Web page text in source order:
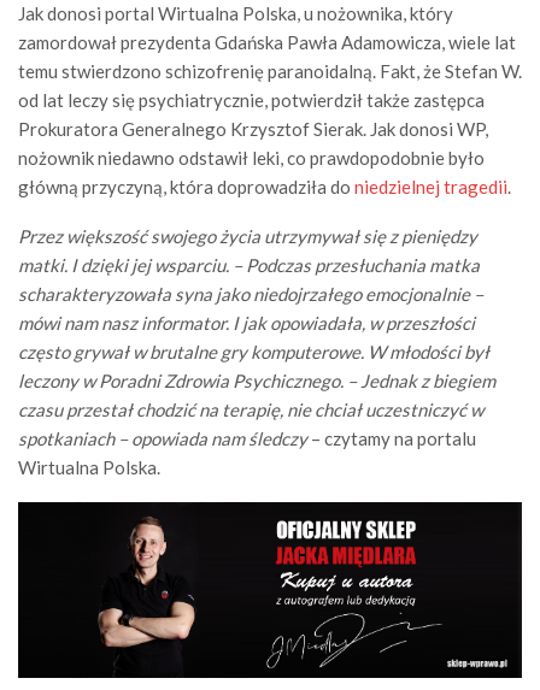
Jak donosi portal Wirtualna Polska, u nożownika, który
zamordował prezydenta Gdańska Pawła Adamowicza, wiele lat
temu stwierdzono schizofrenię paranoidalną. Fakt, że Stefan W.
od lat leczy się psychiatrycznie, potwierdził także zastępca
Prokuratora Generalnego Krzysztof Sierak. Jak donosi WP,
nożownik niedawno odstawił leki, co prawdopodobnie było
główną przyczyną, która doprowadziła do niedzielnej tragedii.
Przez większość swojego życia utrzymywał się z pieniędzy
matki. I dzięki jej wsparciu. – Podczas przesłuchania matka
scharakteryzowała syna jako niedojrzałego emocjonalnie –
mówi nam nasz informator. I jak opowiadała, w przeszłości
często grywał w brutalne gry komputerowe. W młodości był
leczony w Poradni Zdrowia Psychicznego. – Jednak z biegiem
czasu przestał chodzić na terapię, nie chciał uczestniczyć w
spotkaniach – opowiada nam śledczy– czytamy na portalu
Wirtualna Polska.